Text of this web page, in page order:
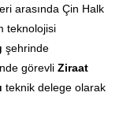
arasında Çin Halk
teknolojisi
şehrinde
görevli Ziraat
teknik delege olarak